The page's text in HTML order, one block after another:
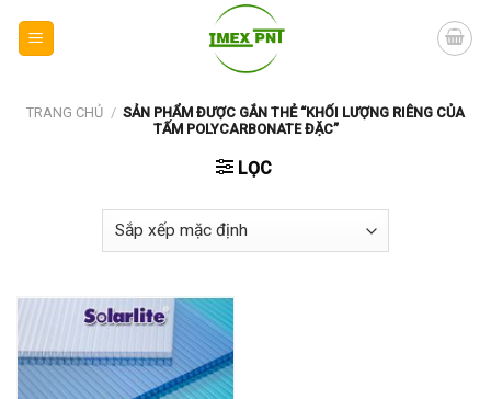
TRANG CHỦ / SẢN PHẨM ĐƯỢC GẮN THẺ “KHỐI LƯỢNG RIÊNG CỦA
TẤM POLYCARBONATE ĐẶC”
LỌC